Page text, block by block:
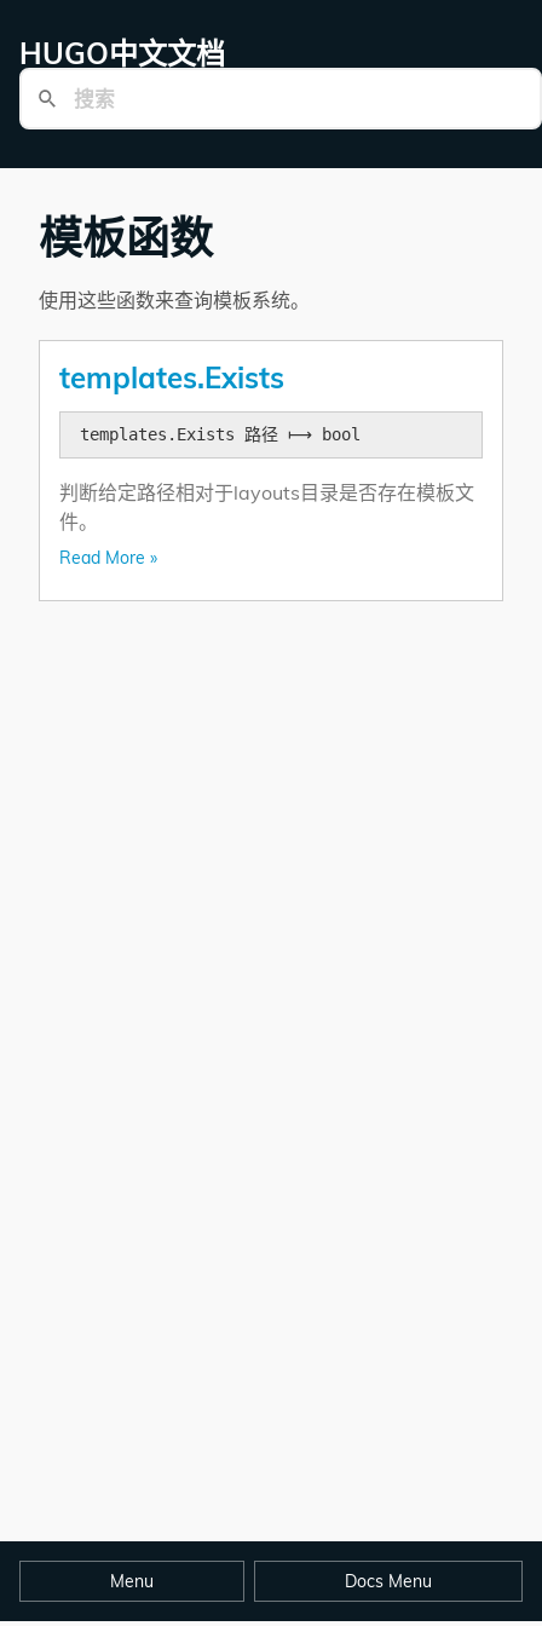
HUGO中文文档
模板函数
使用这些函数来查询模板系统。
templates.Exists
templates.Exists 路径 ⟼ bool
判断给定路径相对于layouts目录是否存在模板文
件。
Read More »
Menu Docs Menu